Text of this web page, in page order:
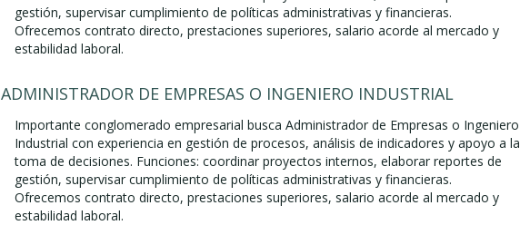
gestión, supervisar cumplimiento de políticas administrativas y financieras.
Ofrecemos contrato directo, prestaciones superiores, salario acorde al mercado y
estabilidad laboral.
ADMINISTRADOR DE EMPRESAS O INGENIERO INDUSTRIAL
Importante conglomerado empresarial busca Administrador de Empresas o Ingeniero
Industrial con experiencia en gestión de procesos, análisis de indicadores y apoyo a la
toma de decisiones. Funciones: coordinar proyectos internos, elaborar reportes de
gestión, supervisar cumplimiento de políticas administrativas y financieras.
Ofrecemos contrato directo, prestaciones superiores, salario acorde al mercado y
estabilidad laboral.